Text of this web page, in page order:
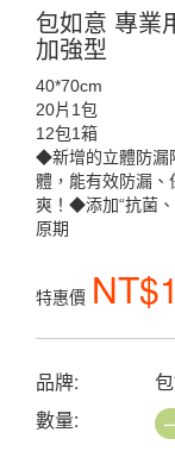
包如意 專業
加強型
40*70cm
20片1包
12包1箱
◆新增的立體防漏
體，能有效防漏、
爽！◆添加“抗菌
原期
特惠價
品牌:
數量:
–